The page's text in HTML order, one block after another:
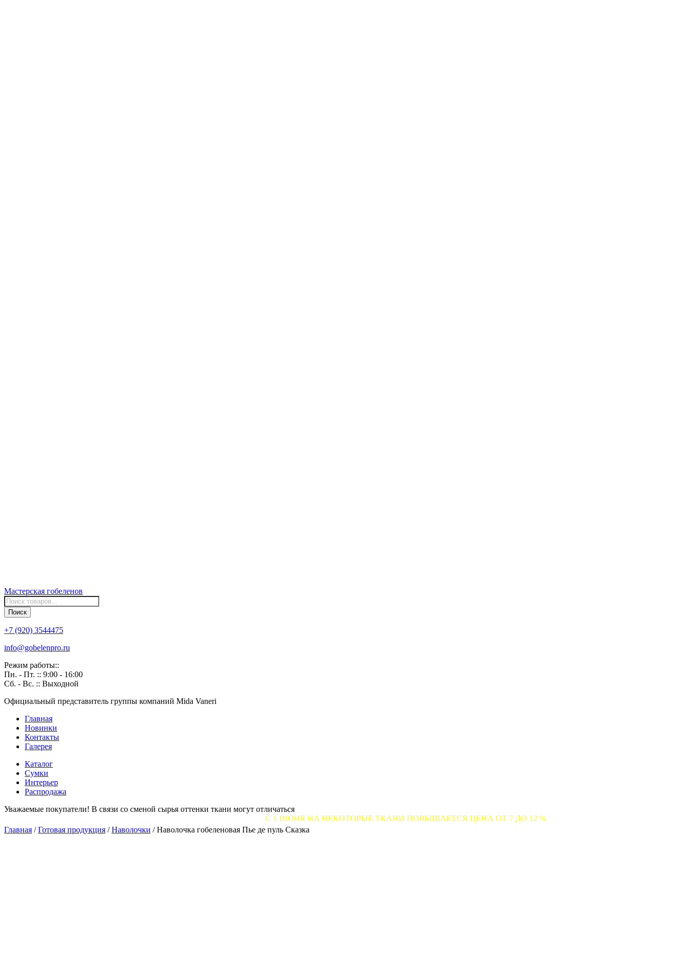
Мастерская гобеленов
Поиск
товаров
Поиск
+7 (920) 3544475
info@gobelenpro.ru
Режим работы::
Пн. - Пт. :: 9:00 - 16:00
Сб. - Вс. :: Выходной
Официальный представитель группы компаний Mida Vaneri
Главная
Новинки
Контакты
Галерея
Каталог
Сумки
Интерьер
Распродажа
Уважаемые покупатели! В связи со сменой сырья оттенки ткани могут отличаться
С 1 ИЮНЯ НА НЕКОТОРЫЕ ТКАНИ ПОВЫШАЕТСЯ ЦЕНА ОТ 7 ДО 12 %
Главная /Готовая продукция /Наволочки /Наволочка гобеленовая Пье де пуль Сказка